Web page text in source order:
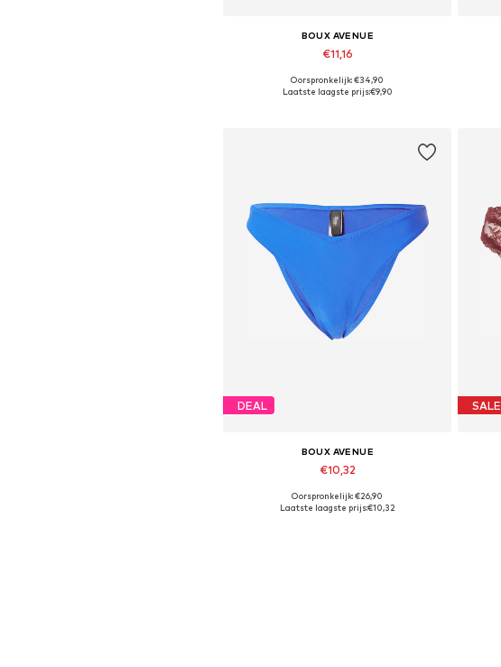
BOUX AVENUE
€11,16
Beschikbare maten: 70
Oorspronkelijk: €34,90
Laatste laagste prijs:€9,90
DEAL
BOUX AVENUE
€10,32
Beschikbare maten: XS
Oorspronkelijk: €26,90
Laatste laagste prijs:€10,32
SALE